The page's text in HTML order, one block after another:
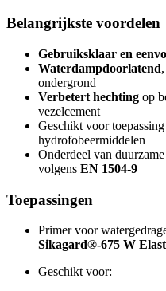
Belangrijkste voordelen
Gebruiksklaar en
Waterdampdoorlatend
ondergrond
Verbetert hechting op
vezelcement
Geschikt voor
hydrofobeermiddelen
Onderdeel van
volgens EN 1504-9
Toepassingen
Primer voor
Sikagard®-675 W
Geschikt voor: